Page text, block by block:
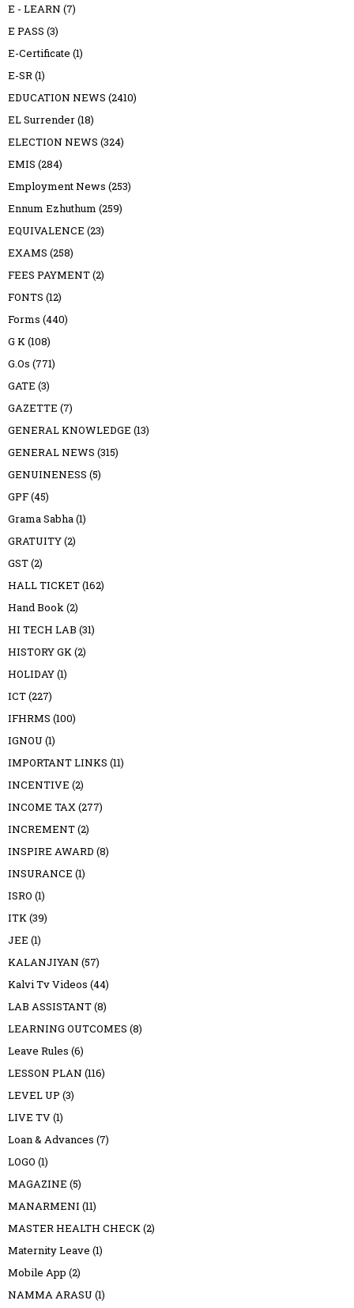
E - LEARN (7)
E PASS (3)
E-Certificate (1)
E-SR(1)
EDUCATION NEWS (2410)
EL Surrender(18)
ELECTION NEWS (324)
EMIS (284)
Employment News (253)
Ennum Ezhuthum (259)
EQUIVALENCE (23)
EXAMS (258)
FEES PAYMENT(2)
FONTS (12)
Forms (440)
G K(108)
G.Os (771)
GATE (3)
GAZETTE (7)
GENERAL KNOWLEDGE (13)
GENERAL NEWS (315)
GENUINENESS (5)
GPF(45)
Grama Sabha(1)
GRATUITY(2)
GST(2)
HALL TICKET(162)
Hand Book(2)
HI TECH LAB (31)
HISTORY GK(2)
HOLIDAY(1)
ICT(227)
IFHRMS (100)
IGNOU (1)
IMPORTANT LINKS (11)
INCENTIVE (2)
INCOME TAX(277)
INCREMENT(2)
INSPIRE AWARD (8)
INSURANCE (1)
ISRO (1)
ITK(39)
JEE (1)
KALANJIYAN (57)
Kalvi Tv Videos (44)
LAB ASSISTANT(8)
LEARNING OUTCOMES (8)
Leave Rules (6)
LESSON PLAN (116)
LEVEL UP (3)
LIVE TV(1)
Loan & Advances (7)
LOGO (1)
MAGAZINE (5)
MANARMENI (11)
MASTER HEALTH CHECK(2)
Maternity Leave (1)
Mobile App (2)
NAMMA ARASU (1)